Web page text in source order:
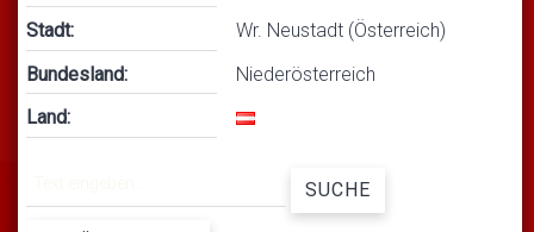
Stadt:
Wr. Neustadt (Österreich)
Bundesland:
Niederösterreich
Land:
SUCHE